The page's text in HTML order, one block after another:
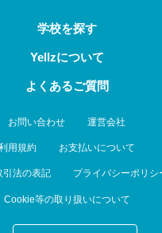
学校を探す
Yellzについて
よくあるご質問
お問い合わせ 運営会社
用規約 お支払いについて
引法の表記 プライバシーポリシ
Cookie等の取り扱いについて